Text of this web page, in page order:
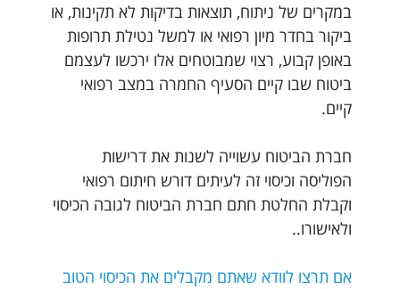
במקרים של ניתוח, תוצאות בדיקות לא תקינות, או
ביקור בחדר מיון רפואי או למשל נטילת תרופות
באופן קבוע, רצוי שמבוטחים אלו ירכשו לעצמם
ביטוח שבו קיים הסעיף החמרה במצב רפואי
קיים.
חברת הביטוח עשוייה לשנות את דרישות
הפוליסה וכיסוי זה לעיתים דורש חיתום רפואי
וקבלת החלטת חתם חברת הביטוח לגובה הכיסוי
ולאישורו..
אם תרצו לוודא שאתם מקבלים את הכיסוי הטוב